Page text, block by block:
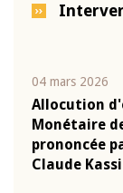
04 mars 2026
Allocution
Monétaire
prononcée
Claude Kassi